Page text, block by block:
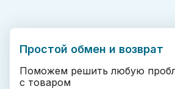
Простой обмен и возврат
Поможем решить любую
с товаром